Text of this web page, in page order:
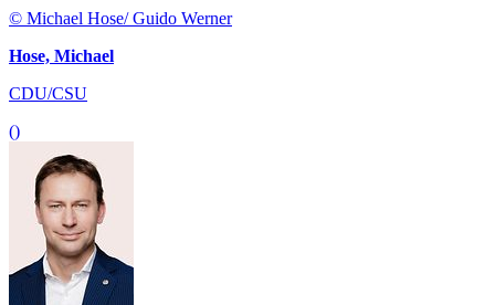
© Michael Hose/ Guido Werner
Hose, Michael
CDU/CSU
()